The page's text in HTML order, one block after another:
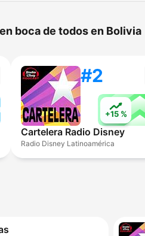
boca de todos en Bolivia
#2
+15 %
Cartelera Radio Disney
Radio Disney Latinoamérica